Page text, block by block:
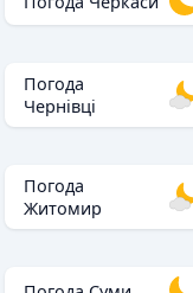
Погода
Чернівці
Погода
Житомир